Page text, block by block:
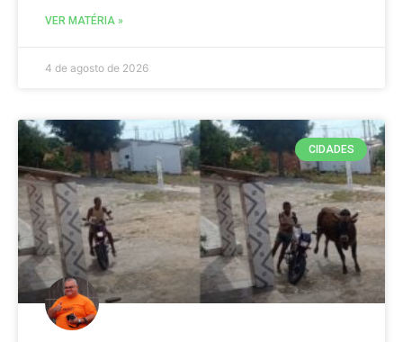
VER MATÉRIA »
4 de agosto de 2026
CIDADES